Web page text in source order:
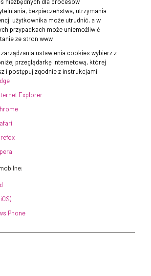
bezpieczeństwa, utrzymania
użytkownika może utrudnić, a w
przypadkach może uniemożliwić
ze stron www
zarządzania ustawienia cookies wybierz z
przeglądarkę internetową, której
i postępuj zgodnie z instrukcjami:
Explorer
Phone